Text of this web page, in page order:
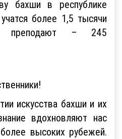
бахши в республике
более 1,5 тысячи
преподают – 245
искусства бахши и их
вдохновляют нас
высоких рубежей.